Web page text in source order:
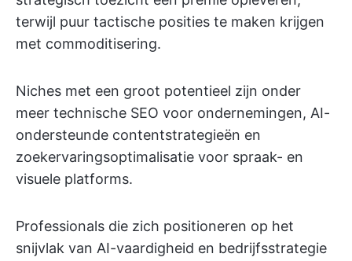
terwijl puur tactische posities te maken krijgen
met commoditisering.
Niches met een groot potentieel zijn onder
meer technische SEO voor ondernemingen, AI-
ondersteunde contentstrategieën en
zoekervaringsoptimalisatie voor spraak- en
visuele platforms.
Professionals die zich positioneren op het
snijvlak van AI-vaardigheid en bedrijfsstrategie